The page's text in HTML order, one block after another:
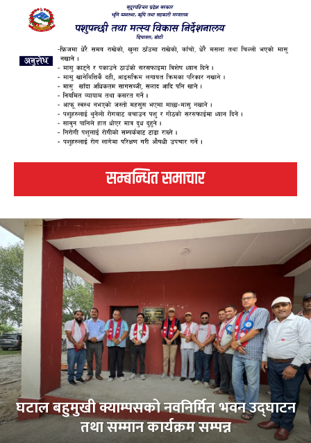
सम्बन्धित समाचार
घटाल बहुमुखी क्याम्पसको नवनिर्मित भवन उद्घाटन
तथा सम्मान कार्यक्रम सम्पन्न